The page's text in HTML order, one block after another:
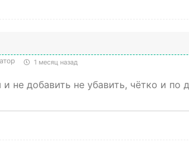
1 месяц назад
не добавить не убавить, чётко и по